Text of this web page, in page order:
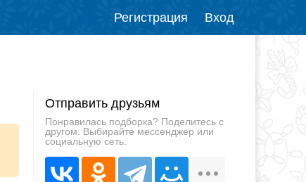
Регистрация Вход
Отправить друзьям
Понравилась подборка? Поделитесь с
другом. Выбирайте мессенджер или
социальную сеть.